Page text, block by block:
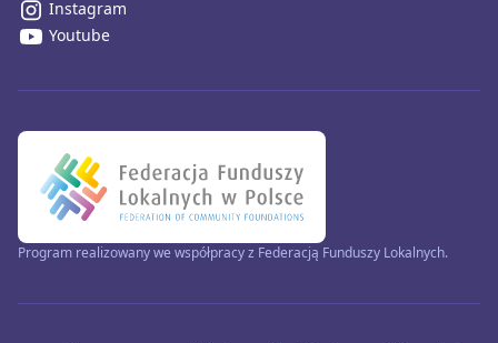
Instagram
Youtube
Program realizowany we współpracy z Federacją Funduszy Lokalnych.